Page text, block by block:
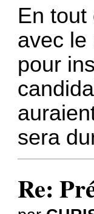
En
avec le
pour
sera
Re: